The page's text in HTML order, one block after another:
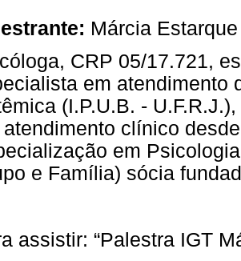
Márcia
CRP 05/17.721,
em atendimento
(I.P.U.B. -
atendimento clínico
em
e Família) sócia
assistir: “Palestra IGT